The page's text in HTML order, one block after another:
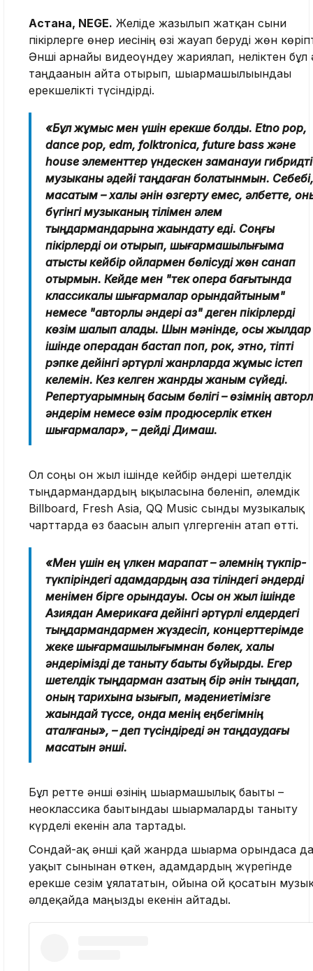
Астана, NEGE. Желіде жазылып жатқан сыни
пікірлерге өнер иесінің өзі жауап беруді жөн
Әнші арнайы видеоүндеу жариялап, неліктен бұл
таңдағанын айта отырып, шығармашылығындағы
ерекшелікті түсіндірді.
«Бұл жұмыс мен үшін ерекше болды. Etno pop,
dance pop, edm, folktronica, future bass және
house элементтер үндескен заманауи гибридті
музыканы әдейі таңдаған болатынмын. Себебі,
мақсатым – халық әнін өзгерту емес, әлбетте,
бүгінгі музыканың тілімен әлем
тыңдармандарына жақындату еді. Соңғы
пікірлерді оқи отырып, шығармашылығыма
қатысты кейбір ойлармен бөлісуді жөн санап
отырмын. Кейде мен "тек опера бағытында
классикалық шығармалар орындайтыным"
немесе "авторлық әндері аз" деген пікірлерді
көзім шалып қалады. Шын мәнінде, осы жылдар
ішінде операдан бастап поп, рок, этно, тіпті
рэпке дейінгі әртүрлі жанрларда жұмыс істеп
келемін. Кез келген жанрды жаным сүйеді.
Репертуарымның басым бөлігі – өзімнің
әндерім немесе өзім продюсерлік еткен
шығармалар», – дейді Димаш.
Ол соңғы он жыл ішінде кейбір әндері шетелдік
тыңдармандардың ықыласына бөленіп, әлемдік
Billboard, Fresh Asia, QQ Music сынды музыкалық
чарттарда өз бағасын алып үлгергенін атап өтті.
«Мен үшін ең үлкен марапат – әлемнің түкпір-
түкпіріндегі адамдардың қазақ тіліндегі әндерді
менімен бірге орындауы. Осы он жыл ішінде
Азиядан Америкаға дейінгі әртүрлі елдердегі
тыңдармандармен жүздесіп, концерттерімде
жеке шығармашылығымнан бөлек, халық
әндерімізді де таныту бақыты бұйырды. Егер
шетелдік тыңдарман қазақтың бір әнін тыңдап,
оның тарихына қызығып, мәдениетімізге
жақындай түссе, онда менің еңбегімнің
ақталғаны», – деп түсіндіреді ән таңдаудағы
мақсатын әнші.
Бұл ретте әнші өзінің шығармашылық бағыты –
неоклассика бағытындағы шығармаларды таныту
күрделі екенін алға тартады.
Сондай-ақ әнші қай жанрда шығарма орындаса
уақыт сынынан өткен, адамдардың жүрегінде
ерекше сезім ұялататын, ойына ой қосатын
әлдеқайда маңызды екенін айтады.